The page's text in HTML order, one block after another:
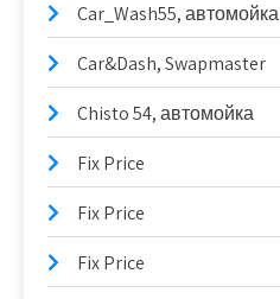
Car_Wash55, автомойка
Car&Dash, Swapmaster
Chisto 54, автомойка
Fix Price
Fix Price
Fix Price